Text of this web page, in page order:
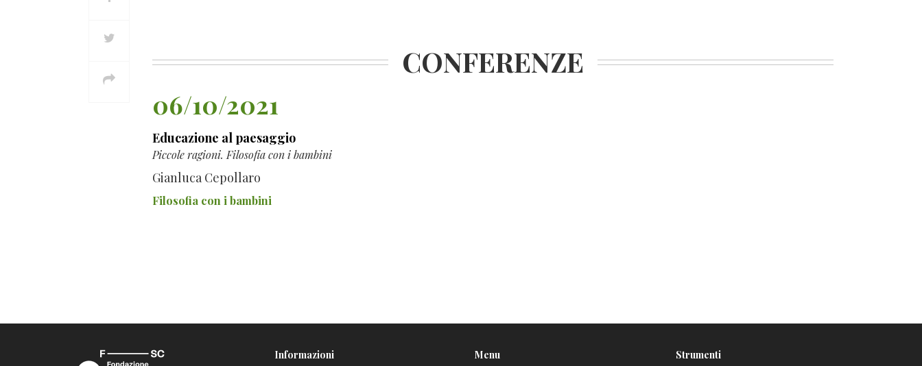
CONFERENZE
06/10/2021
Educazione al paesaggio
Piccole ragioni. Filosofia con i bambini
Gianluca Cepollaro
Filosofia con i bambini
Informazioni
Menu
Strumenti